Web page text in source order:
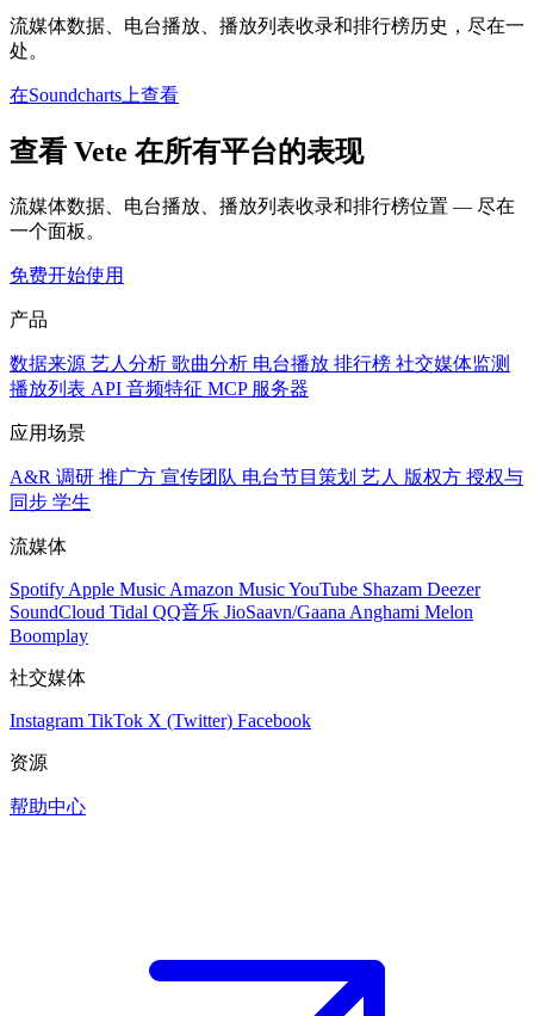
流媒体数据、电台播放、播放列表收录和排行榜历史，尽在一
处。
在Soundcharts上查看
查看 Vete 在所有平台的表现
流媒体数据、电台播放、播放列表收录和排行榜位置 — 尽在
一个面板。
免费开始使用
产品
数据来源 艺人分析 歌曲分析 电台播放 排行榜 社交媒体监测
播放列表 API 音频特征 MCP 服务器
应用场景
A&R 调研 推广方 宣传团队 电台节目策划 艺人 版权方 授权与
同步 学生
流媒体
Spotify Apple Music Amazon MusicYouTube Shazam Deezer
SoundCloud Tidal QQ音乐 JioSaavn/Gaana Anghami Melon
Boomplay
社交媒体
Instagram TikTok X (Twitter) Facebook
资源
帮助中心